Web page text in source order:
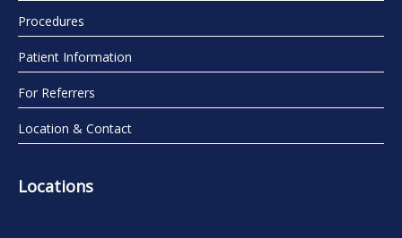
Procedures
Patient Information
For Referrers
Location & Contact
Locations